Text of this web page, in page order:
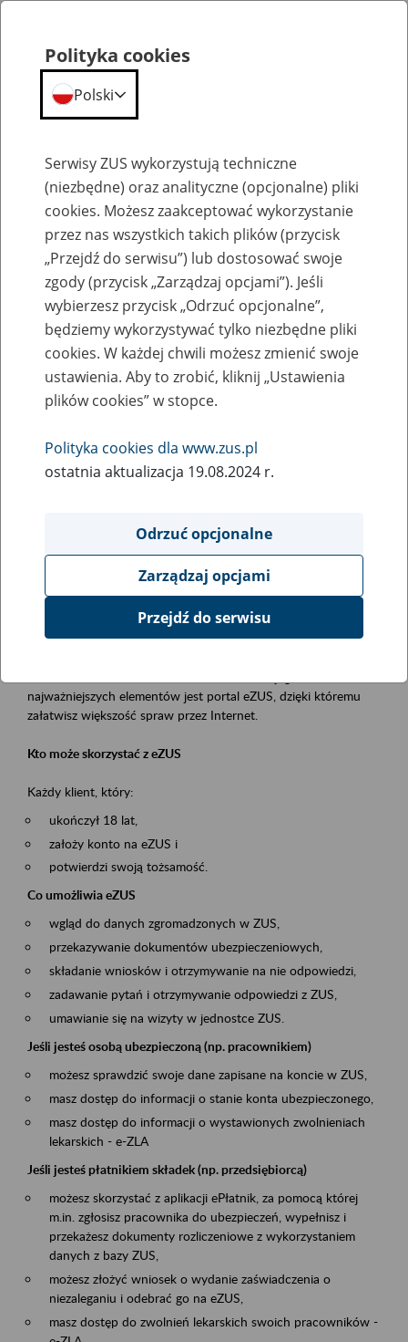
Szkolenia
Zaproś ZUS do siebie - zakładanie profili
eZUS w siedzibie Twojej firmy
Rodzaj wydarzenia
Szkolenia
Obszar merytoryczny
obsługa klientów
Opis wydarzenia
Platforma Usług Elektronicznych ZUS eZUS
najważniejszych elementów jest portal eZUS, dzięki któremu
załatwisz większość spraw przez Internet.
Kto może skorzystać z eZUS
Każdy klient, który:
ukończył 18 lat,
założy konto na eZUS i
potwierdzi swoją tożsamość.
Co umożliwia eZUS
wgląd do danych zgromadzonych w ZUS,
przekazywanie dokumentów ubezpieczeniowych,
składanie wniosków i otrzymywanie na nie odpowiedzi,
zadawanie pytań i otrzymywanie odpowiedzi z ZUS,
umawianie się na wizyty w jednostce ZUS.
Jeśli jesteś osobą ubezpieczoną (np. pracownikiem)
możesz sprawdzić swoje dane zapisane na koncie w ZUS,
masz dostęp do informacji o stanie konta ubezpieczonego,
masz dostęp do informacji o wystawionych zwolnieniach
lekarskich - e-ZLA
Jeśli jesteś płatnikiem składek (np. przedsiębiorcą)
możesz skorzystać z aplikacji ePłatnik, za pomocą której
m.in. zgłosisz pracownika do ubezpieczeń, wypełnisz i
przekażesz dokumenty rozliczeniowe z wykorzystaniem
danych z bazy ZUS,
możesz złożyć wniosek o wydanie zaświadczenia o
niezaleganiu i odebrać go na eZUS,
masz dostęp do zwolnień lekarskich swoich pracowników -
Polityka cookies
Polski
Serwisy ZUS wykorzystują techniczne
(niezbędne) oraz analityczne (opcjonalne) pliki
cookies. Możesz zaakceptować wykorzystanie
przez nas wszystkich takich plików (przycisk
„Przejdź do serwisu”) lub dostosować swoje
zgody (przycisk „Zarządzaj opcjami”). Jeśli
wybierzesz przycisk „Odrzuć opcjonalne”,
będziemy wykorzystywać tylko niezbędne pliki
cookies. W każdej chwili możesz zmienić swoje
ustawienia. Aby to zrobić, kliknij „Ustawienia
plików cookies” w stopce.
Polityka cookies dla www.zus.pl
ostatnia aktualizacja 19.08.2024 r.
Odrzuć opcjonalne
Zarządzaj opcjami
Przejdź do serwisu